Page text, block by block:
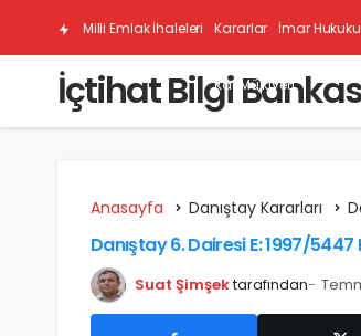
Milli Emlak İhaleleri Kararlar İmar Hukuku
Kat Mülkiyeti
İçtihat Bilgi
Anasayfa Danıştay Kararları
Danıştay 6. Dairesi E: 1997/5447
Suat Şimşektarafından